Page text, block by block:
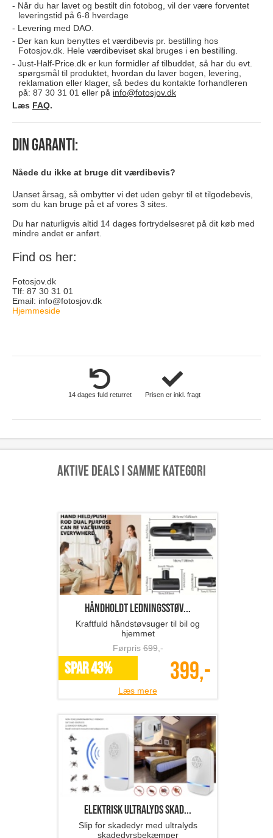
Når du har lavet og bestilt din fotobog, vil der være forventet
leveringstid på 6-8 hverdage
Levering med DAO.
Der kan kun benyttes et værdibevis pr. bestilling hos
Fotosjov.dk. Hele værdibeviset skal bruges i en bestilling.
Just-Half-Price.dk er kun formidler af tilbuddet, så har du evt.
spørgsmål til produktet, hvordan du laver bogen, levering,
reklamation eller klager, så bedes du kontakte forhandleren
på: 87 30 31 01 eller på info@fotosjov.dk
Læs FAQ.
Din garanti:
Nåede du ikke at bruge dit værdibevis?
Uanset årsag, så ombytter vi det uden gebyr til et tilgodebevis,
som du kan bruge på et af vores 3 sites.
Du har naturligvis altid 14 dages fortrydelsesret på dit køb med
mindre andet er anført.
Find os her:
Fotosjov.dk
Tlf: 87 30 31 01
Email: info@fotosjov.dk
Hjemmeside
14 dages fuld returret Prisen er inkl. fragt
Aktive deals i samme kategori
Håndholdt ledningsstøv...
Kraftfuld håndstøvsuger til bil og
hjemmet
Førpris699,-
SPAR 43% 399,-
Læs mere
Elektrisk ultralyds skad...
Slip for skadedyr med ultralyds
skadedyrsbekæmper